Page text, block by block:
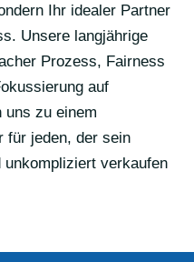
Ihr idealer Partner
Unsere langjährige
Prozess, Fairness
auf
uns zu einem
für jeden, der sein
verkaufen